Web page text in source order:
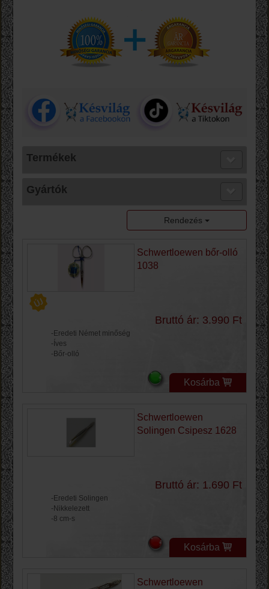
Termékek
Gyártók
Rendezés
Schwertloewen bőr-olló
1038
Bruttó ár: 3.990 Ft
-Eredeti Német minőség
-Íves
-Bőr-olló
Kosárba
Schwertloewen
Solingen Csipesz 1628
Bruttó ár: 1.690 Ft
-Eredeti Solingen
-Nikkelezett
-8 cm-s
Kosárba
Schwertloewen